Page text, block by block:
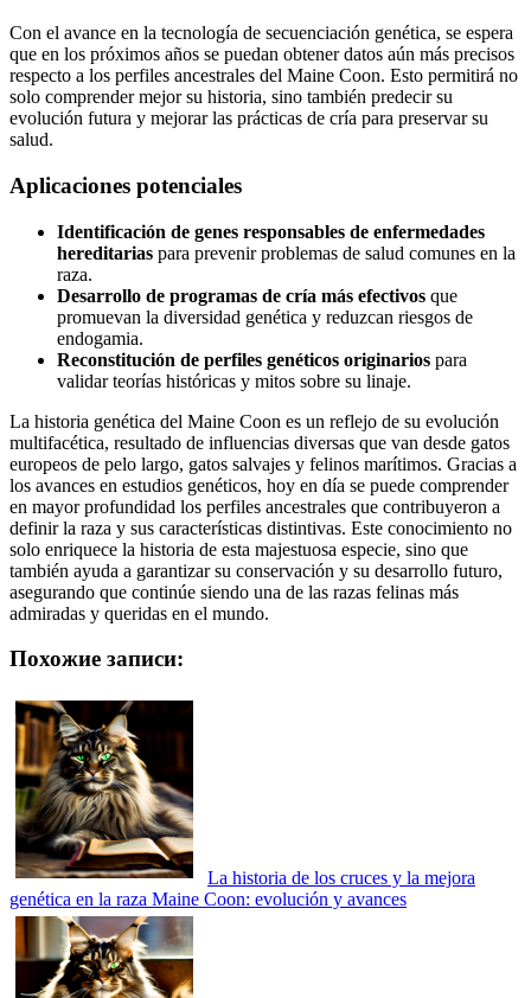
Con el avance en la tecnología de secuenciación genética, se espera
que en los próximos años se puedan obtener datos aún más precisos
respecto a los perfiles ancestrales del Maine Coon. Esto permitirá no
solo comprender mejor su historia, sino también predecir su
evolución futura y mejorar las prácticas de cría para preservar su
salud.
Aplicaciones potenciales
Identificación de genes responsables de enfermedades
hereditarias para prevenir problemas de salud comunes en la
raza.
Desarrollo de programas de cría más efectivos que
promuevan la diversidad genética y reduzcan riesgos de
endogamia.
Reconstitución de perfiles genéticos originarios para
validar teorías históricas y mitos sobre su linaje.
La historia genética del Maine Coon es un reflejo de su evolución
multifacética, resultado de influencias diversas que van desde gatos
europeos de pelo largo, gatos salvajes y felinos marítimos. Gracias a
los avances en estudios genéticos, hoy en día se puede comprender
en mayor profundidad los perfiles ancestrales que contribuyeron a
definir la raza y sus características distintivas. Este conocimiento no
solo enriquece la historia de esta majestuosa especie, sino que
también ayuda a garantizar su conservación y su desarrollo futuro,
asegurando que continúe siendo una de las razas felinas más
admiradas y queridas en el mundo.
Похожие записи:
La historia de los cruces y la mejora
genética en la raza Maine Coon: evolución y avances